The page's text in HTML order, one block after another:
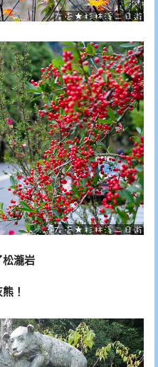
松瀧岩
！